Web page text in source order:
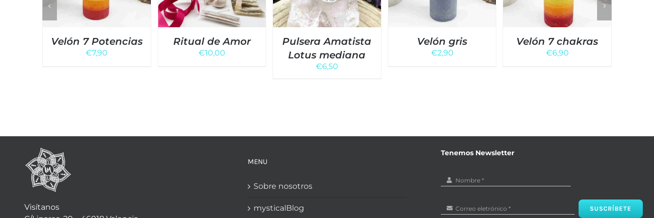
Velón 7 Potencias
€7,90
Ritual de Amor
€10,00
Pulsera Amatista
Lotus mediana
€6,50
Velón gris
€2,90
Velón 7 chakras
€6,90
Visítanos
MENU
Sobre nosotros
mysticalBlog
Tenemos Newsletter
SUSCRÍBETE